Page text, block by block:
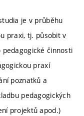
je v průběhu
praxi, tj. působit v
činnosti
praxí
poznatků a
pedagogických
projektů apod.)